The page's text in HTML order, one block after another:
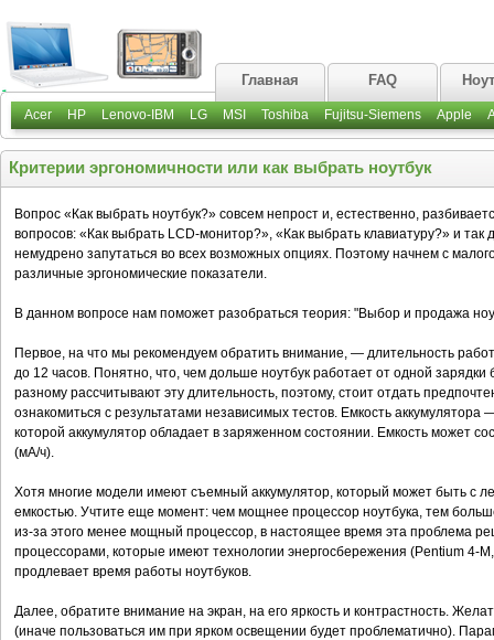
Главная FAQ
Acer HP Lenovo-IBM LG MSI Toshiba Fujitsu-Siemens Apple
Критерии эргономичности или как выбрать ноутбук
Вопрос «Как выбрать ноутбук?» совсем непрост и, естественно,
вопросов: «Как выбрать LCD-монитор?», «Как выбрать клавиатуру?» и
немудрено запутаться во всех возможных опциях. Поэтому начнем с
различные эргономические показатели.
В данном вопросе нам поможет разобраться теория: "Выбор и продажа
Первое, на что мы рекомендуем обратить внимание, — длительность
до 12 часов. Понятно, что, чем дольше ноутбук работает от одной
разному рассчитывают эту длительность, поэтому, стоит отдать
ознакомиться с результатами независимых тестов. Емкость аккумулятора
которой аккумулятор обладает в заряженном состоянии. Емкость может
(мА/ч).
Хотя многие модели имеют съемный аккумулятор, который может быть с
емкостью. Учтите еще момент: чем мощнее процессор ноутбука, тем
из-за этого менее мощный процессор, в настоящее время эта проблема
процессорами, которые имеют технологии энергосбережения (Pentium 4-
продлевает время работы ноутбуков.
Далее, обратите внимание на экран, на его яркость и контрастность.
(иначе пользоваться им при ярком освещении будет проблематично).